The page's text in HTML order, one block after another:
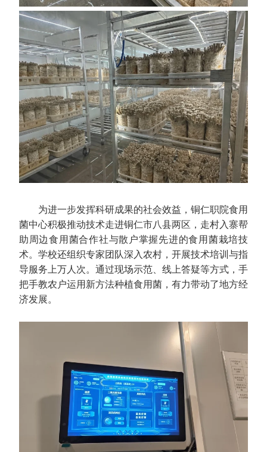
为进一步发挥科研成果的社会效益，铜仁职院食用
菌中心积极推动技术走进铜仁市八县两区，走村入寨帮
助周边食用菌合作社与散户掌握先进的食用菌栽培技
术。学校还组织专家团队深入农村，开展技术培训与指
导服务上万人次。通过现场示范、线上答疑等方式，手
把手教农户运用新方法种植食用菌，有力带动了地方经
济发展。